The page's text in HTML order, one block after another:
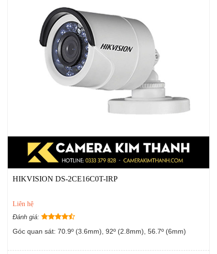
HIKVISION DS-2CE16C0T-IRP
Liên hệ
Đánh giá:
Góc quan sát: 70.9º (3.6mm), 92º (2.8mm), 56.7º (6mm)